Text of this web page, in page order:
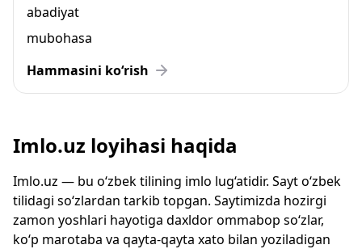
abadiyat
mubohasa
Hammasini ko‘rish
Imlo.uz loyihasi haqida
Imlo.uz — bu o‘zbek tilining imlo lug‘atidir. Sayt o‘zbek
tilidagi so‘zlardan tarkib topgan. Saytimizda hozirgi
zamon yoshlari hayotiga daxldor ommabop so‘zlar,
ko‘p marotaba va qayta-qayta xato bilan yoziladigan